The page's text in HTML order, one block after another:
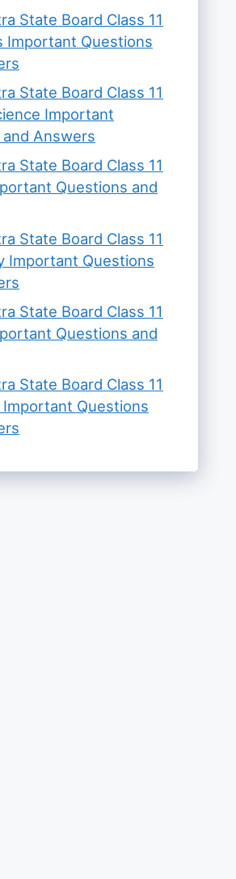
State Board Class 11
Important Questions
State Board Class 11
Important
Answers
State Board Class 11
Questions and
State Board Class 11
Important Questions
State Board Class 11
Questions and
State Board Class 11
Questions